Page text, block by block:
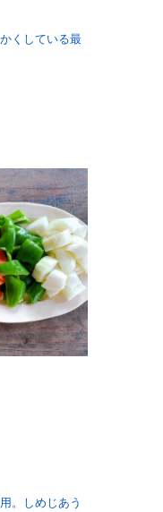
くしている最
。しめじあう